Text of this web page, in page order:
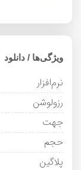
ویژگی‌ها / دانلود
نرم‌افزار
رزولوشن
جهت
حجم
پلاگین